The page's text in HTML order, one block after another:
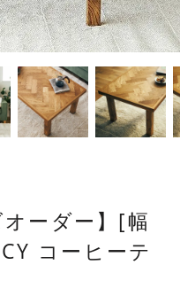
オーダー】[幅
コーヒーテ